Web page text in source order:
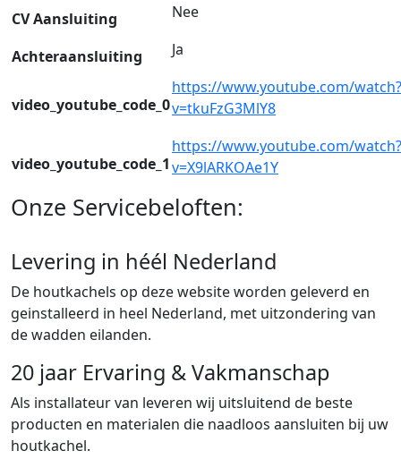
CV Aansluiting Nee
Achteraansluiting Ja
video_youtube_code_0
https://www.youtube.com/watch?
v=tkuFzG3MlY8
video_youtube_code_1
https://www.youtube.com/watch?
v=X9lARKOAe1Y
Onze Servicebeloften:
Levering in héél Nederland
De houtkachels op deze website worden geleverd en
geinstalleerd in heel Nederland, met uitzondering van
de wadden eilanden.
20 jaar Ervaring & Vakmanschap
Als installateur van leveren wij uitsluitend de beste
producten en materialen die naadloos aansluiten bij uw
houtkachel.